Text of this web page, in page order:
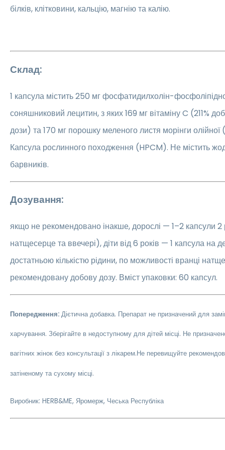
білків, клітковини, кальцію, магнію та калію.
Склад:
1 капсула містить 250 мг фосфатидилхолін-
соняшниковий лецитин, з яких 169 мг вітаміну C (211%
дози) та 170 мг порошку меленого листя морінги
Капсула рослинного походження (HPCM). Не містить
барвників.
Дозування:
якщо не рекомендовано інакше, дорослі — 1–2 капсули 2
натщесерце та ввечері), діти від 6 років — 1 капсула на
достатньою кількістю рідини, по можливості вранці
рекомендовану добову дозу. Вміст упаковки: 60 капсул.
Попередження: Дієтична добавка. Препарат не призначений для
харчування. Зберігайте в недоступному для дітей місці. Не
вагітних жінок без консультації з лікарем.Не перевищуйте
затіненому та сухому місці.
Виробник: HERB&ME, Яромерж, Чеська Республіка